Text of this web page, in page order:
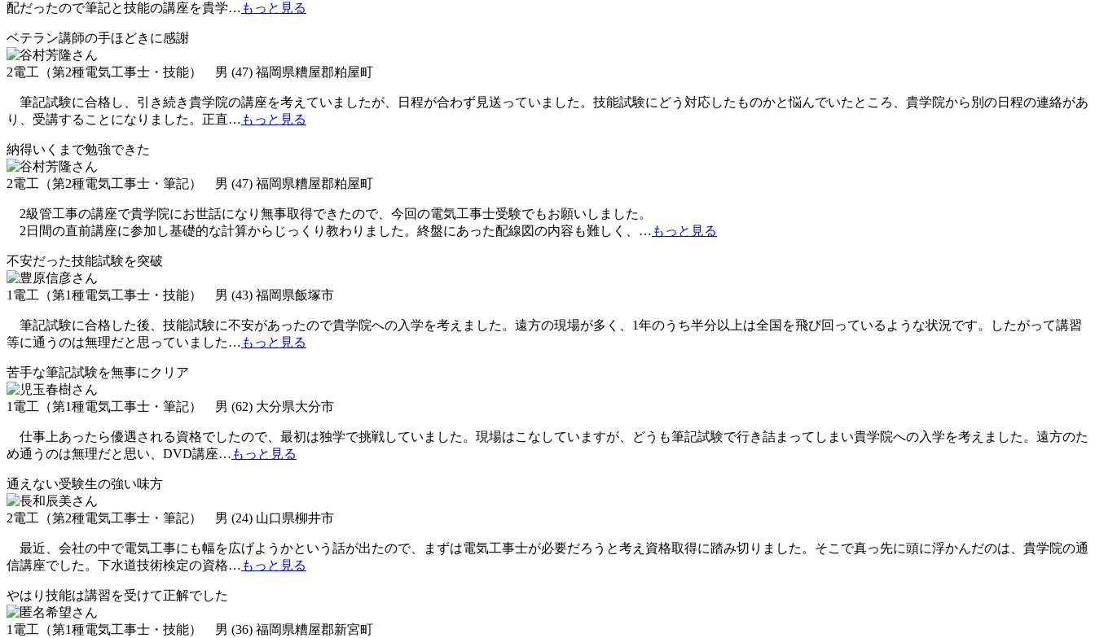
配だったので筆記と技能の講座を貴学… もっと見る
ベテラン講師の手ほどきに感謝
2電工（第2種電気工事士・技能） 男 (47) 福岡県糟屋郡粕屋町
筆記試験に合格し、引き続き貴学院の講座を考えていましたが、日程が合わず見送っていました。技能試験にどう対応したものかと悩んでいたところ、貴学院から別の日程の連絡があ
り、受講することになりました。正直… もっと見る
納得いくまで勉強できた
2電工（第2種電気工事士・筆記） 男 (47) 福岡県糟屋郡粕屋町
2級管工事の講座で貴学院にお世話になり無事取得できたので、今回の電気工事士受験でもお願いしました。
2日間の直前講座に参加し基礎的な計算からじっくり教わりました。終盤にあった配線図の内容も難しく、 … もっと見る
不安だった技能試験を突破
1電工（第1種電気工事士・技能） 男 (43) 福岡県飯塚市
筆記試験に合格した後、技能試験に不安があったので貴学院への入学を考えました。遠方の現場が多く、1年のうち半分以上は全国を飛び回っているような状況です。したがって講習
等に通うのは無理だと思っていました… もっと見る
苦手な筆記試験を無事にクリア
1電工（第1種電気工事士・筆記） 男 (62) 大分県大分市
仕事上あったら優遇される資格でしたので、最初は独学で挑戦していました。現場はこなしていますが、どうも筆記試験で行き詰まってしまい貴学院への入学を考えました。遠方のた
め通うのは無理だと思い、DVD講座… もっと見る
通えない受験生の強い味方
2電工（第2種電気工事士・筆記） 男 (24) 山口県柳井市
最近、会社の中で電気工事にも幅を広げようかという話が出たので、まずは電気工事士が必要だろうと考え資格取得に踏み切りました。そこで真っ先に頭に浮かんだのは、貴学院の通
信講座でした。下水道技術検定の資格… もっと見る
やはり技能は講習を受けて正解でした
1電工（第1種電気工事士・技能） 男 (36) 福岡県糟屋郡新宮町